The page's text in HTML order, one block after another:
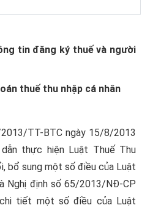
tin đăng ký thuế và người
thuế thu nhập cá nhân
TT-BTC ngày 15/8/2013
thực hiện Luật Thuế Thu
bổ sung một số điều của Luật
Nghị định số 65/2013/NĐ-CP
tiết một số điều của Luật